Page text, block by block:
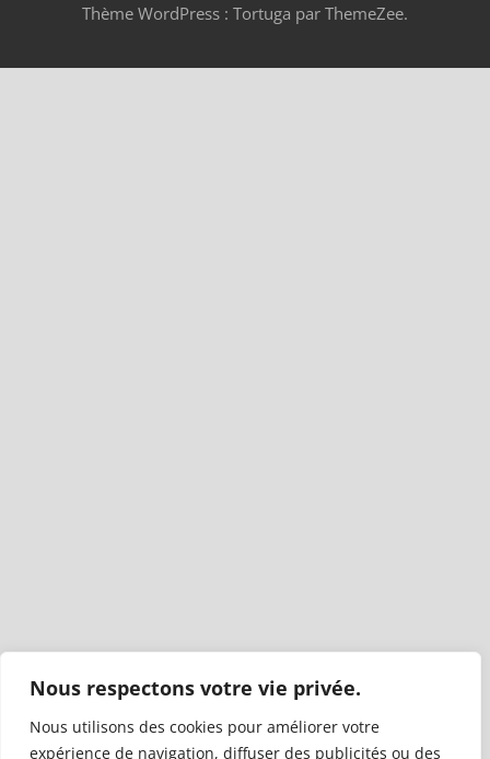
Nous respectons votre vie privée.
Nous utilisons des cookies pour améliorer votre
expérience de navigation, diffuser des publicités ou des
Thème WordPress : Tortuga par ThemeZee.